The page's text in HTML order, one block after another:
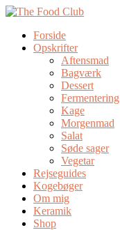
Forside
Opskrifter
Aftensmad
Bagværk
Dessert
Fermentering
Kage
Morgenmad
Salat
Søde sager
Vegetar
Rejseguides
Kogebøger
Om mig
Keramik
Shop